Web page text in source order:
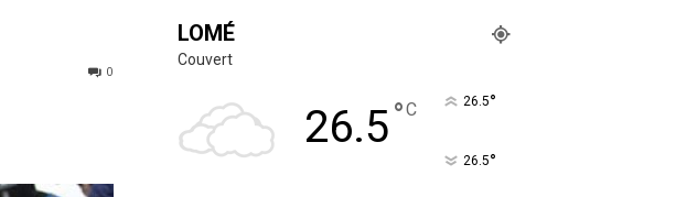
0
LOMÉ
Couvert
26.5°C 26.5°
26.5°